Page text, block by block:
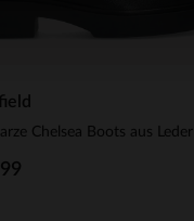
Chelsea Boots aus Leder